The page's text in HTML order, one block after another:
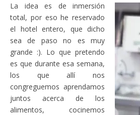
La idea es de inmersión
total, por eso he reservado
el hotel entero, que dicho
sea de paso no es muy
grande :). Lo que pretendo
es que durante esa semana,
los que allí nos
congreguemos aprendamos
juntos acerca de los
alimentos, cocinemos